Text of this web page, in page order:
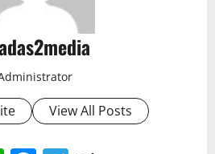
View All Posts